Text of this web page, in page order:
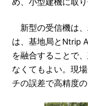
新型の受信機は、
は、基地局とNtrip
を融合することで
なくてもよい。現
チの誤差で高精度